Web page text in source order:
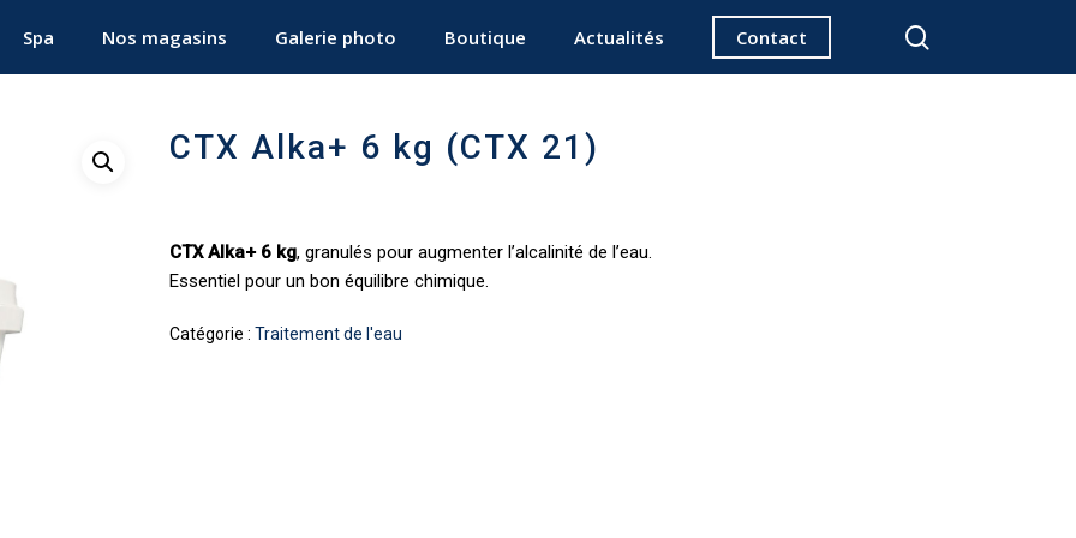
Spa Nos magasins Galerie photo Boutique Actualités Contact
CTX Alka+ 6 kg (CTX 21)
CTX Alka+ 6 kg, granulés pour augmenter l’alcalinité de l’eau.
Essentiel pour un bon équilibre chimique.
Catégorie :Traitement de l'eau